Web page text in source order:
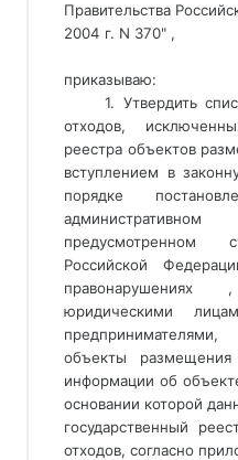
Правительства
2004 г. N 370" ,
приказываю:
1. Утвердить
отходов,
реестра объектов
вступлением в
порядке
предусмотренном
Российской
юридическими
объекты размещения
информации об
основании которой
государственный
отходов, согласно